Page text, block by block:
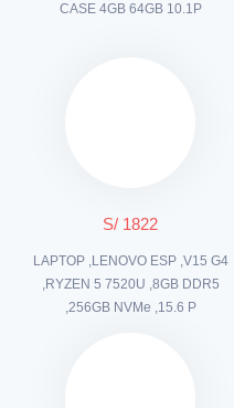
CASE 4GB 64GB 10.1P
S/ 1822
LAPTOP ,LENOVO ESP ,V15 G4
,RYZEN 5 7520U ,8GB DDR5
,256GB NVMe ,15.6 P